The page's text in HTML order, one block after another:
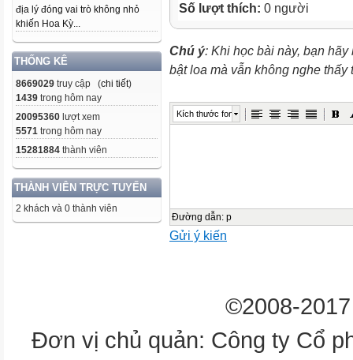
địa lý đóng vai trò không nhỏ
khiến Hoa Kỳ...
THỐNG KÊ
8669029 truy cập (chi tiết)
1439 trong hôm nay
20095360 lượt xem
5571 trong hôm nay
15281884 thành viên
THÀNH VIÊN TRỰC TUYẾN
2 khách và 0 thành viên
Số lượt thích: 0 người
Chú ý: Khi học bài này, bạn
bật loa mà vẫn không nghe
Kích thước font
Đường dẫn: p
Gửi ý kiến
©2008-
Đơn vị chủ quản: Công ty Cổ